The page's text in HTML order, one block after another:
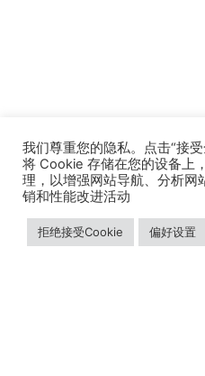
我们尊重您的隐私。点击“接
将 Cookie 存储在您的设备上
理，以增强网站导航、分析网
销和性能改进活动
拒绝接受Cookie 偏好设置